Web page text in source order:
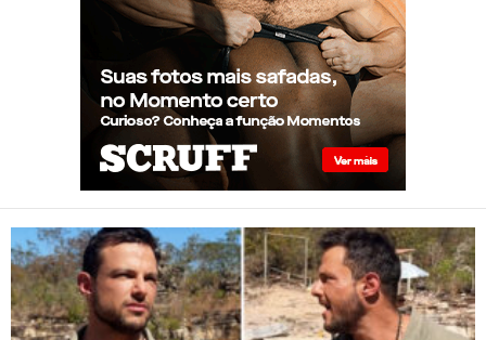
Ratinho constrange cantor
sertanejo com comentário
homofóbico ao vivo no SBT:
“Você está com uma cara de
viado”
Fotógrafo Renam
Christofoletti compartilha
bastidores de ensaio, mas
acaba virando o centro das
atenções